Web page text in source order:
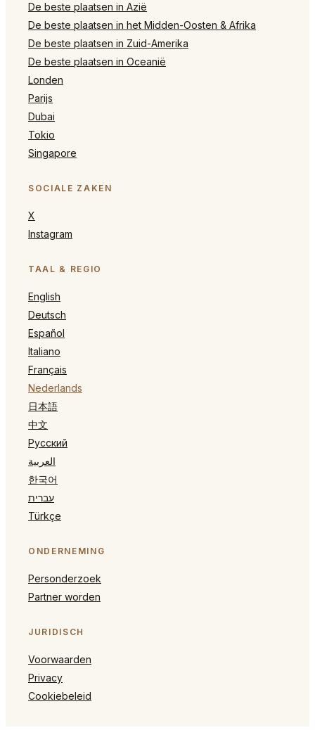
De beste plaatsen in Azië
De beste plaatsen in het Midden-Oosten & Afrika
De beste plaatsen in Zuid-Amerika
De beste plaatsen in Oceanië
Londen
Parijs
Dubai
Tokio
Singapore
SOCIALE ZAKEN
X
Instagram
TAAL & REGIO
English
Deutsch
Español
Italiano
Français
Nederlands
日本語
中文
Русский
العربية
한국어
עברית
Türkçe
ONDERNEMING
Personderzoek
Partner worden
JURIDISCH
Voorwaarden
Privacy
Cookiebeleid